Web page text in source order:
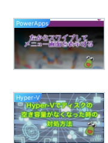
PowerApps
Hyper-V